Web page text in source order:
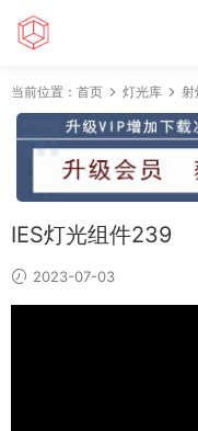
当前位置： 首页 灯光库 射
IES灯光组件239
2023-07-03